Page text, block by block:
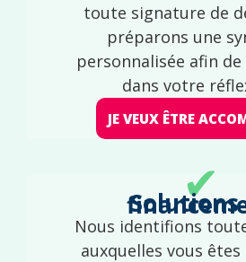
toute signature de
préparons une
personnalisée afin
dans votre
JE VEUX ÊTRE
✔
Solutions de
Nous identifions
auxquelles vous